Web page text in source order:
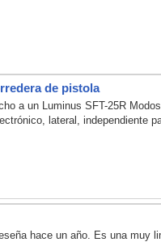
de pistola
a un Luminus SFT-25R
lateral, independiente
hace un año. Es una